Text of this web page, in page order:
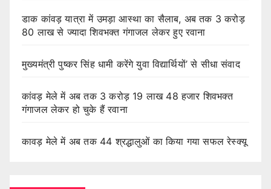
डाक कांवड़ यात्रा में उमड़ा आस्था का सैलाब, अब तक 3 करोड़
80 लाख से ज्यादा शिवभक्त गंगाजल लेकर हुए रवाना
मुख्यमंत्री पुष्कर सिंह धामी करेंगे युवा विद्यार्थियों’ से सीधा संवाद
कांवड़ मेले में अब तक 3 करोड़ 19 लाख 48 हजार शिवभक्त
गंगाजल लेकर हो चुके हैं रवाना
कावड़ मेले में अब तक 44 श्रद्धालुओं का किया गया सफल रेस्क्यू